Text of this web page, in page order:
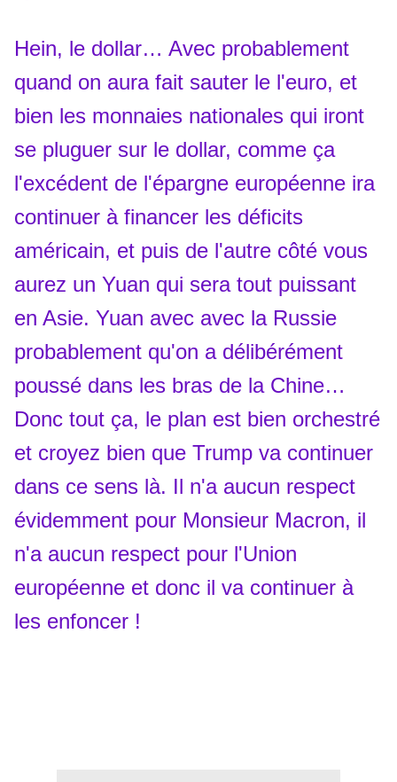
Hein, le dollar… Avec probablement
quand on aura fait sauter le l'euro, et
bien les monnaies nationales qui iront
se pluguer sur le dollar, comme ça
l'excédent de l'épargne européenne ira
continuer à financer les déficits
américain, et puis de l'autre côté vous
aurez un Yuan qui sera tout puissant
en Asie. Yuan avec avec la Russie
probablement qu'on a délibérément
poussé dans les bras de la Chine…
Donc tout ça, le plan est bien orchestré
et croyez bien que Trump va continuer
dans ce sens là. Il n'a aucun respect
évidemment pour Monsieur Macron, il
n'a aucun respect pour l'Union
européenne et donc il va continuer à
les enfoncer !